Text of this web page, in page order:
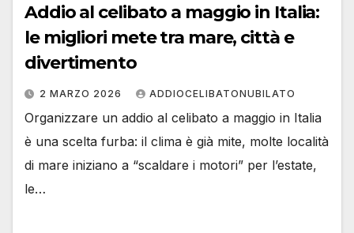
Addio al celibato a maggio in Italia:
le migliori mete tra mare, città e
divertimento
2 MARZO 2026 ADDIOCELIBATONUBILATO
Organizzare un addio al celibato a maggio in Italia
è una scelta furba: il clima è già mite, molte località
di mare iniziano a “scaldare i motori” per l’estate,
le…